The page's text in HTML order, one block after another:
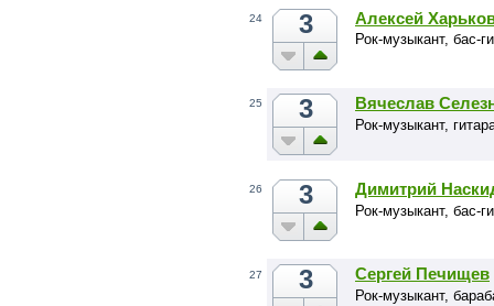
24 3 Алексей
Рок-музыкант, бас-
25 3 Вячеслав
Рок-музыкант,
26 3 Димитрий
Рок-музыкант, бас-
27 3 Сергей Печищев
Рок-музыкант,